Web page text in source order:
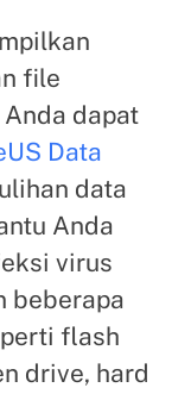
file
dapat
Data
data
Anda
virus
beberapa
flash
drive, hard